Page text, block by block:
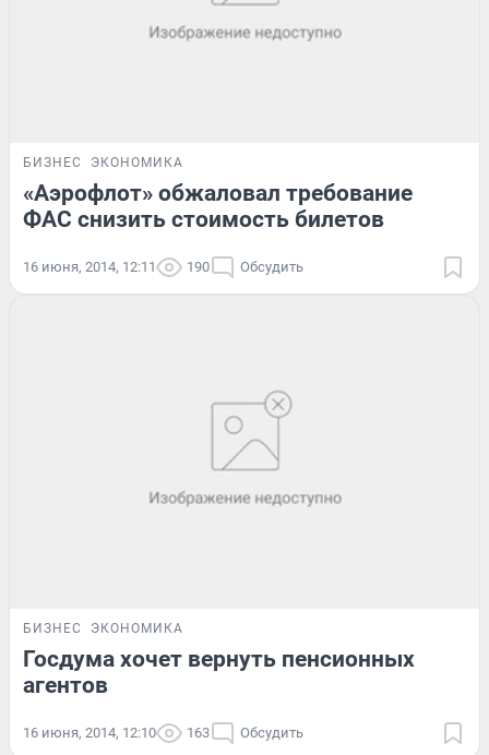
БИЗНЕС ЭКОНОМИКА
«Аэрофлот» обжаловал требование
ФАС снизить стоимость билетов
16 июня, 2014, 12:11 190 Обсудить
БИЗНЕС ЭКОНОМИКА
Госдума хочет вернуть пенсионных
агентов
16 июня, 2014, 12:10 163 Обсудить